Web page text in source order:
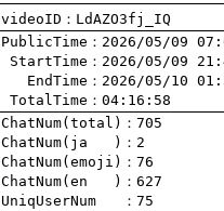
videoID：LdAZO3fj_IQ
PublicTime
StartTime
   EndTime
TotalTime ：04:16:58
ChatNum(total)
ChatNum(ja   )
ChatNum(emoji)
ChatNum(en   )
UniqUserNum
：75